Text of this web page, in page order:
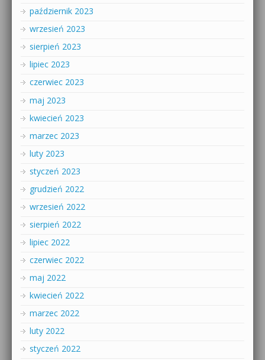
październik 2023
wrzesień 2023
sierpień 2023
lipiec 2023
czerwiec 2023
maj 2023
kwiecień 2023
marzec 2023
luty 2023
styczeń 2023
grudzień 2022
wrzesień 2022
sierpień 2022
lipiec 2022
czerwiec 2022
maj 2022
kwiecień 2022
marzec 2022
luty 2022
styczeń 2022